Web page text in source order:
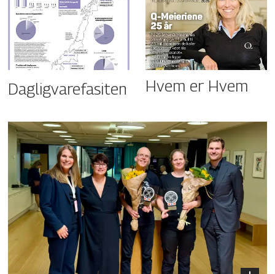
Dagligvarefasiten Hvem er Hvem